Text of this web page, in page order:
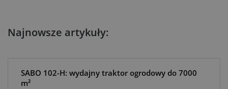
Najnowsze artykuły:
SABO 102-H: wydajny traktor ogrodowy do 7000
m²